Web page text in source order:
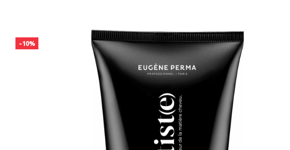
-10%